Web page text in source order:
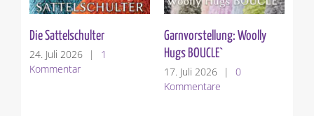
Die Sattelschulter
24. Juli 2026
|
1
Kommentar
Garnvorstellung: Woolly
Hugs BOUCLE`
17. Juli 2026
|
0
Kommentare